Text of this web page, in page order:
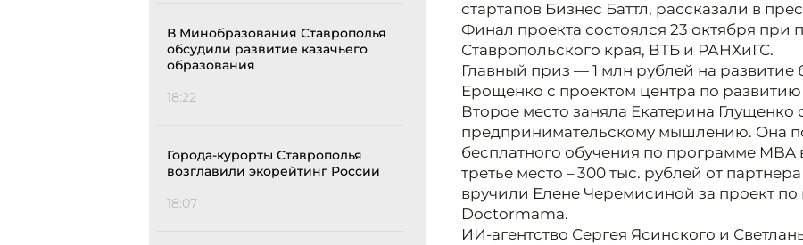
В Минобразования Ставрополья
обсудили развитие казачьего
образования
18:22
Города-курорты Ставрополья
возглавили экорейтинг России
18:07
стартапов Бизнес Баттл, рассказали в
Финал проекта состоялся 23 октября при
Ставропольского края, ВТБ и РАНХиГС.
Главный приз — 1 млн рублей на развитие
Ерощенко с проектом центра по развитию
Второе место заняла Екатерина
предпринимательскому мышлению. Она
бесплатного обучения по программе
третье место – 300 тыс. рублей от
вручили Елене Черемисиной за проект
Doctormama.
ИИ-агентство Сергея Ясинского и